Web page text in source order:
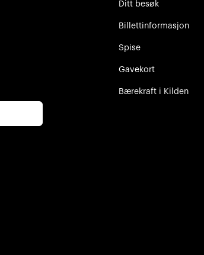
Ditt besøk
Billettinformasjon
Spise
Gavekort
Bærekraft i Kilden